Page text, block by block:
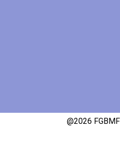
@2026